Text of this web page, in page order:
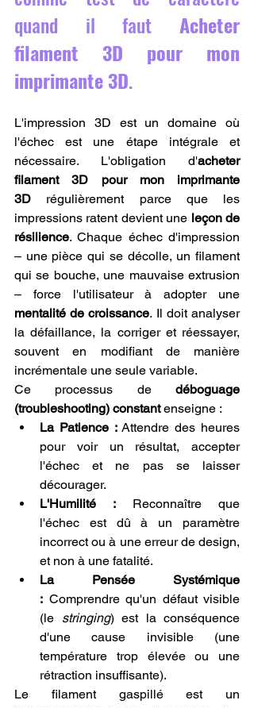
quand il faut Acheter
filament 3D pour mon
imprimante 3D.
L'impression 3D est un domaine où
l'échec est une étape intégrale et
nécessaire. L'obligation d'acheter
filament 3D pour mon imprimante
3D régulièrement parce que les
impressions ratent devient une leçon de
résilience. Chaque échec d'impression
– une pièce qui se décolle, un filament
qui se bouche, une mauvaise extrusion
mentalité de croissance. Il doit analyser
la défaillance, la corriger et réessayer,
souvent en modifiant de manière
incrémentale une seule variable.
Ce processus de déboguage
(troubleshooting) constant enseigne :
La Patience : Attendre des heures
pour voir un résultat, accepter
l'échec et ne pas se laisser
décourager.
L'Humilité : Reconnaître que
l'échec est dû à un paramètre
incorrect ou à une erreur de design,
et non à une fatalité.
La Pensée Systémique
: Comprendre qu'un défaut visible
(le stringing) est la conséquence
d'une cause invisible (une
température trop élevée ou une
rétraction insuffisante).